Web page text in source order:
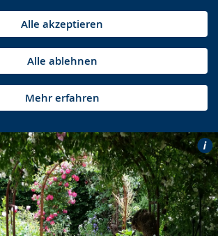
Alle akzeptieren
Alle ablehnen
Mehr erfahren